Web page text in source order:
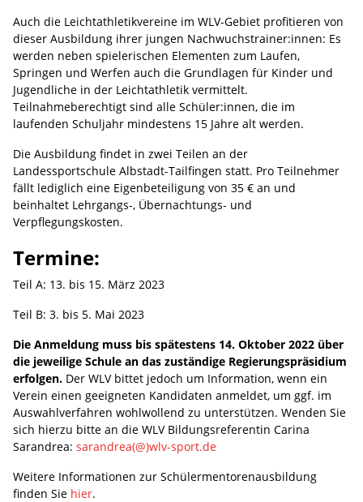
Auch die Leichtathletikvereine im WLV-Gebiet profitieren von
dieser Ausbildung ihrer jungen Nachwuchstrainer:innen: Es
werden neben spielerischen Elementen zum Laufen,
Springen und Werfen auch die Grundlagen für Kinder und
Jugendliche in der Leichtathletik vermittelt.
Teilnahmeberechtigt sind alle Schüler:innen, die im
laufenden Schuljahr mindestens 15 Jahre alt werden.
Die Ausbildung findet in zwei Teilen an der
Landessportschule Albstadt-Tailfingen statt. Pro Teilnehmer
fällt lediglich eine Eigenbeteiligung von 35 € an und
beinhaltet Lehrgangs-, Übernachtungs- und
Verpflegungskosten.
Termine:
Teil A: 13. bis 15. März 2023
Teil B: 3. bis 5. Mai 2023
Die Anmeldung muss bis spätestens 14. Oktober 2022 über
die jeweilige Schule an das zuständige Regierungspräsidium
erfolgen. Der WLV bittet jedoch um Information, wenn ein
Verein einen geeigneten Kandidaten anmeldet, um ggf. im
Auswahlverfahren wohlwollend zu unterstützen. Wenden Sie
sich hierzu bitte an die WLV Bildungsreferentin Carina
Sarandrea: sarandrea(@)wlv-sport.de
Weitere Informationen zur Schülermentorenausbildung
finden Sie hier.